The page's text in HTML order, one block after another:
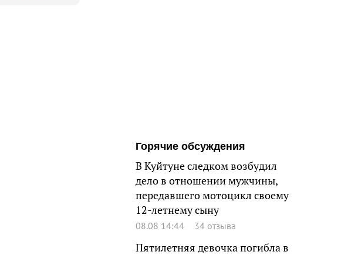
Горячие обсуждения
В Куйтуне следком возбудил
дело в отношении мужчины,
передавшего мотоцикл своему
12-летнему сыну
08.08 14:44 34 отзыва
Пятилетняя девочка погибла в